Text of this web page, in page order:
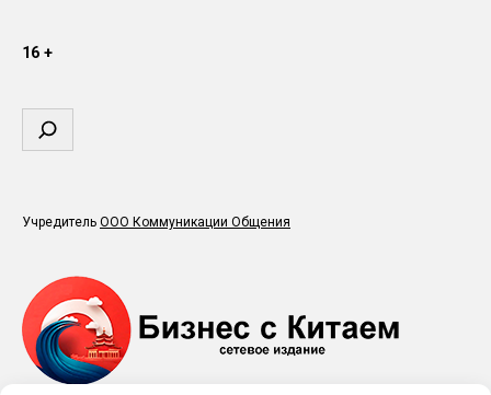
16 +
Поиск
Учредитель ООО Коммуникации Общения